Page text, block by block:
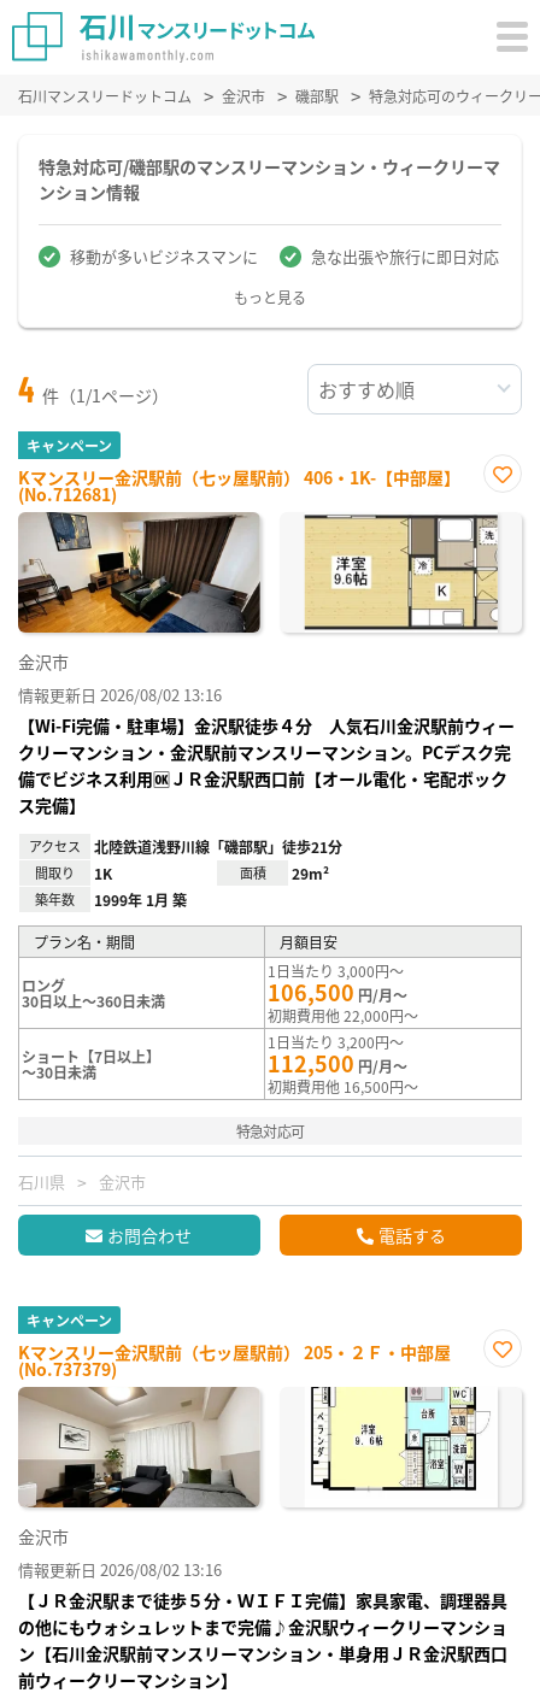
石川マンスリードットコム 金沢市 磯部駅 特急対応可のウィークリ
特急対応可/磯部駅のマンスリーマンション・ウィークリーマ
ンション情報
移動が多いビジネスマンに 急な出張や旅行に即日対応
もっと見る
4 件（1/1ページ）
キャンペーン
Kマンスリー金沢駅前（七ッ屋駅前） 406・1K-【中部屋】
(No.712681)
に入
り登
録
金沢市
情報更新日 2026/08/02 13:16
【Wi-Fi完備・駐車場】金沢駅徒歩４分 人気石川金沢駅前ウィー
クリーマンション・金沢駅前マンスリーマンション。PCデスク完
備でビジネス利用🆗ＪＲ金沢駅西口前【オール電化・宅配ボック
ス完備】
アクセス 北陸鉄道浅野川線「磯部駅」徒歩21分
間取り 1K 面積 29m²
築年数 1999年 1月 築
プラン名・期間 月額目安
ロング
30日以上～360日未満
1日当たり 3,000円～
106,500 円/月～
初期費用他 22,000円～
ショート【7日以上】
～30日未満
1日当たり 3,200円～
112,500 円/月～
初期費用他 16,500円～
特急対応可
石川県 金沢市
お問合わせ 電話する
キャンペーン
Kマンスリー金沢駅前（七ッ屋駅前） 205・２Ｆ・中部屋
(No.737379)
に入
り登
録
金沢市
情報更新日 2026/08/02 13:16
【ＪＲ金沢駅まで徒歩５分・ＷＩＦＩ完備】家具家電、調理器具
の他にもウォシュレットまで完備♪金沢駅ウィークリーマンショ
ン【石川金沢駅前マンスリーマンション・単身用ＪＲ金沢駅西口
前ウィークリーマンション】